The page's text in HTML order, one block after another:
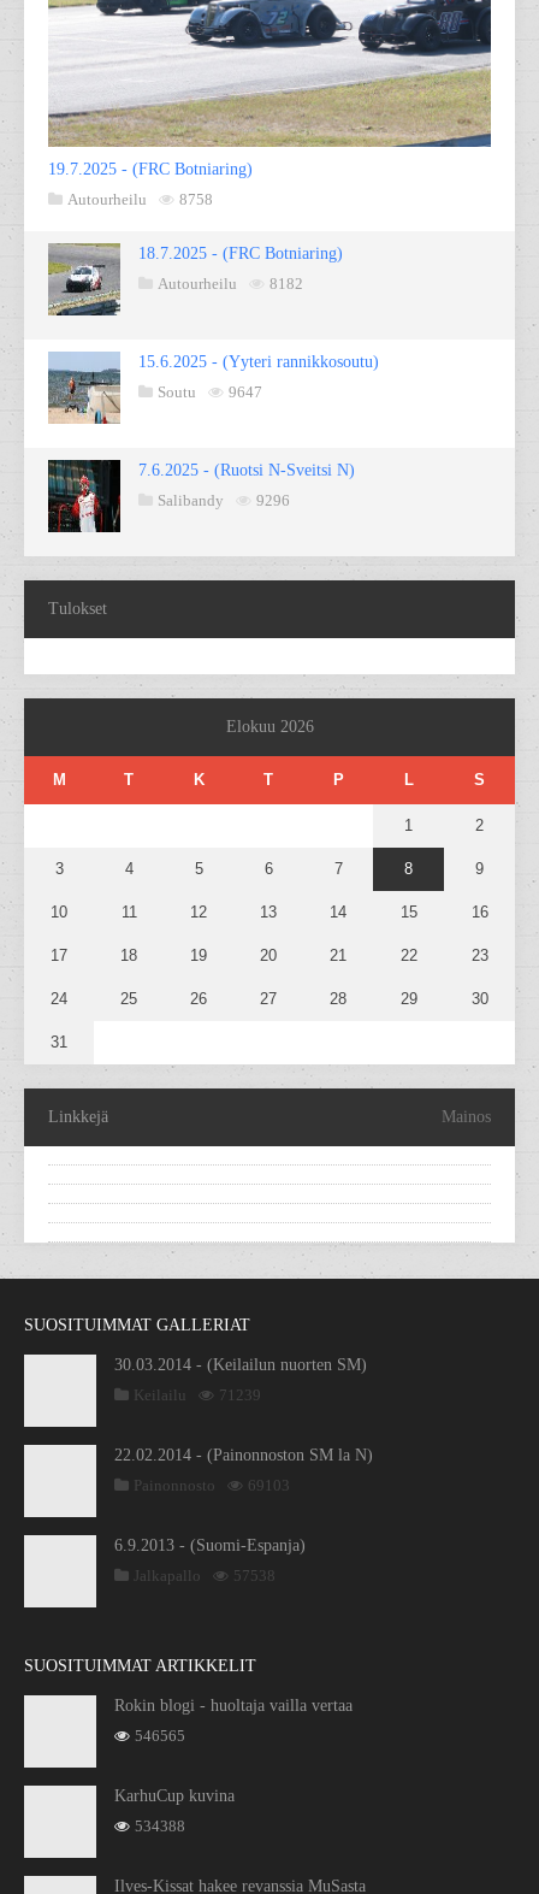
19.7.2025 - (FRC Botniaring)
Autourheilu
8758
18.7.2025 - (FRC Botniaring)
Autourheilu
8182
15.6.2025 - (Yyteri rannikkosoutu)
Soutu
9647
7.6.2025 - (Ruotsi N-Sveitsi N)
Salibandy
9296
Tulokset
Elokuu 2026
M T K T P L S
1 2
3 4 5 6 7 8 9
10 11 12 13 14 15 16
17 18 19 20 21 22 23
24 25 26 27 28 29 30
31
Linkkejä Mainos
SUOSITUIMMAT GALLERIAT
30.03.2014 - (Keilailun nuorten SM)
Keilailu
71239
22.02.2014 - (Painonnoston SM la N)
Painonnosto
69103
6.9.2013 - (Suomi-Espanja)
Jalkapallo
57538
SUOSITUIMMAT ARTIKKELIT
Rokin blogi - huoltaja vailla vertaa
546565
KarhuCup kuvina
534388
Ilves-Kissat hakee revanssia MuSasta